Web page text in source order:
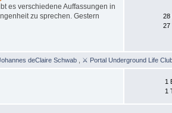
es verschiedene Auffassungen in
zu sprechen. Gestern
28
27
deClaire Schwab ⚔ Portal Underground Life
1
1